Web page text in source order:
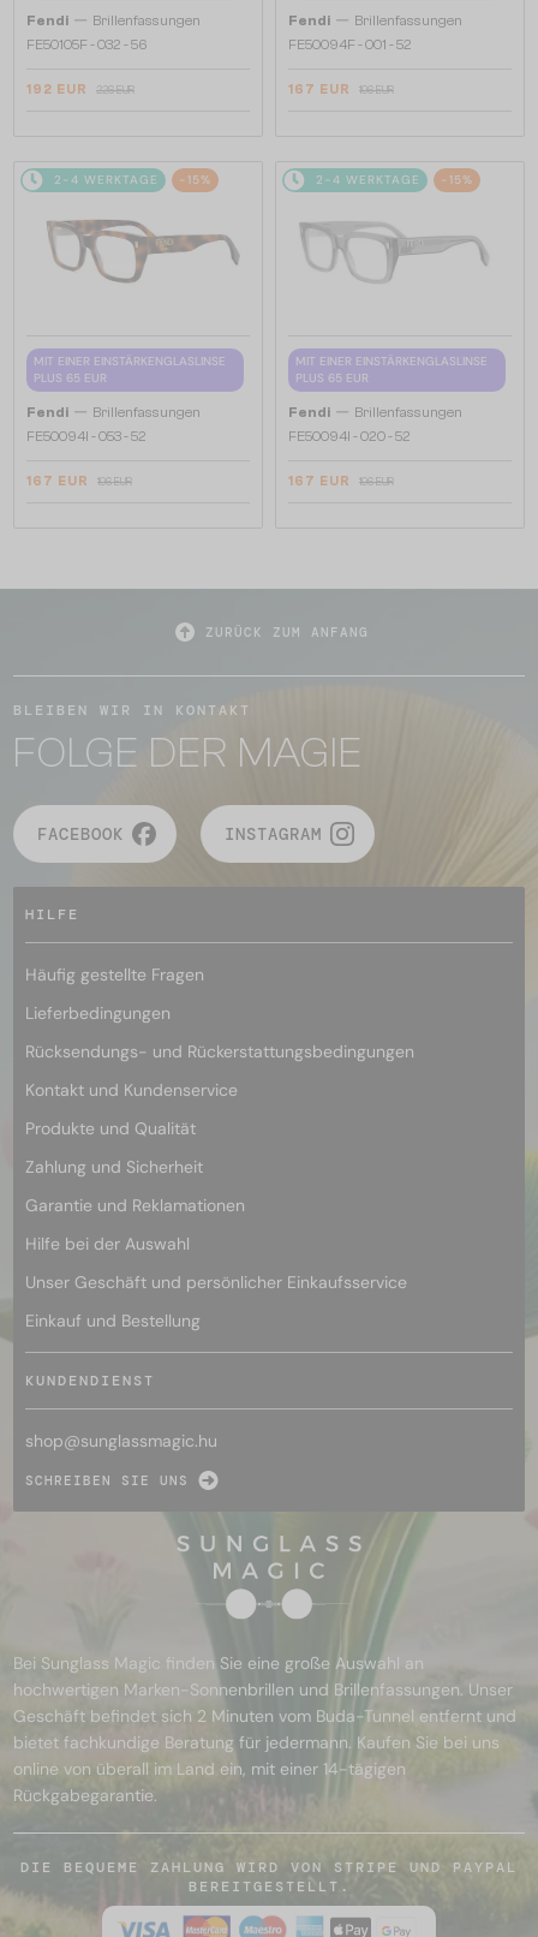
Fendi — Brillenfassungen
FE50105F - 032 - 56
192 EUR 226 EUR
Fendi — Brillenfassungen
FE50094F - 001 - 52
167 EUR 196 EUR
2-4 WERKTAGE -15%
MIT EINER EINSTÄRKENGLASLINSE
PLUS 65 EUR
Fendi — Brillenfassungen
FE50094I - 053 - 52
167 EUR 196 EUR
2-4 WERKTAGE -15%
MIT EINER EINSTÄRKENGLASLINSE
PLUS 65 EUR
Fendi — Brillenfassungen
FE50094I - 020 - 52
167 EUR 196 EUR
ZURÜCK ZUM ANFANG
BLEIBEN WIR IN KONTAKT
FOLGE DER MAGIE
FACEBOOK INSTAGRAM
HILFE
Häufig gestellte Fragen
Lieferbedingungen
Rücksendungs- und Rückerstattungsbedingungen
Kontakt und Kundenservice
Produkte und Qualität
Zahlung und Sicherheit
Garantie und Reklamationen
Hilfe bei der Auswahl
Unser Geschäft und persönlicher Einkaufsservice
Einkauf und Bestellung
KUNDENDIENST
shop@sunglassmagic.hu
SCHREIBEN SIE UNS
Bei Sunglass Magic finden Sie eine große Auswahl an
hochwertigen Marken-Sonnenbrillen und Brillenfassungen. Unser
Geschäft befindet sich 2 Minuten vom Buda-Tunnel entfernt und
bietet fachkundige Beratung für jedermann. Kaufen Sie bei uns
online von überall im Land ein, mit einer 14-tägigen
Rückgabegarantie.
DIE BEQUEME ZAHLUNG WIRD VON STRIPE UND PAYPAL
BEREITGESTELLT.